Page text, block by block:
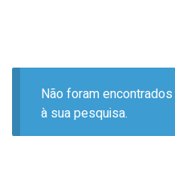
Não foram
à sua pesquisa.